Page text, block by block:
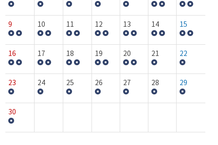
9 10 11 12 13 14 15
16 17 18 19 20 21 22
23 24 25 26 27 28 29
30